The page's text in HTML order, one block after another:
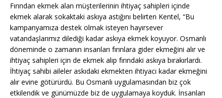
Fırından ekmek alan müşterilerinin ihtiyaç sahipleri içinde
ekmek alarak sokaktaki askıya astığını belirten Kentel, “Bu
kampanyamıza destek olmak isteyen hayırsever
vatandaşlarımız dilediği kadar askıya ekmek koyuyor. Osmanlı
döneminde o zamanın insanları fırınlara gider ekmeğini alır ve
ihtiyaç sahipleri için de ekmek alıp fırındaki askıya bırakırlardı.
İhtiyaç sahibi aileler askıdaki ekmekten ihtiyacı kadar ekmeğini
alır evine götürürdü. Bu Osmanlı uygulamasından biz çok
etkilendik ve günümüzde biz de uygulamaya koyduk. İnsanları